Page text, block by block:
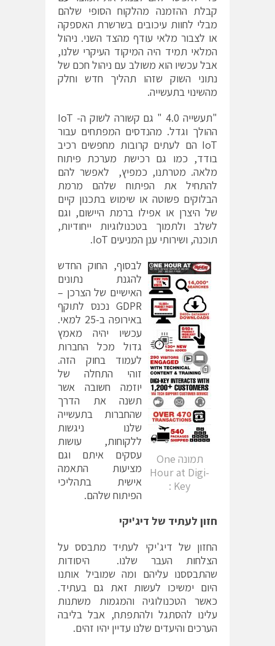
קבלת ההזמנה מהלקוח הסופי שלהם
מבלי לחוות עיכובים בשרשרת האספקה
או לצבור מלאי עודף מהצד השני. ניהול
המלאי תמיד היה המיקוד העיקרי שלנו,
אבל עכשיו הוא משולב עם ניהול חכם של
נתוני השוק שזהו תהליך חדש וחלק
מהשינוי בתעשייה.
"תעשייה 4.0 " גם קשורה לשוק ה- IoT
ההולך וגדל. מהנדסים המפתחים עבור
IoT הם לעתים קרובות מחפשים רכיב
בודד, כמו גם רכישת מערכת פיתוח
מלאה. מטרתנו, כמפיץ, לאפשר להם
להתחיל את הפיתוח שלהם מרמת
הבלוקים פשוטה או שימוש בתכנון קיים
של היצרן או אפילו ברמת היישום, וגם
לשלב ולתמוך בטכנולוגיות ייחודיות,
תוכנה, ושירותי ענן המניעים IoT.
תמונה One
Hour at Digi-
Key :
לבסוף, החוק החדש
להגנת נתונים
האישיים של הצרכן –
GDPR נכנס לתוקף
באירופה ב-25 למאי.
עכשיו יהיה מאמץ
גדול מכל החברות
לעמוד בחוק הזה.
זוהי התחלה של
יוזמה חשובה אשר
תשנה את הדרך
שהחברות בתעשייה
שלנו ניגשות
ללקוחות, עושות
עסקים איתם וגם
מציעות התאמה
אישית בתהליכי
הפיתוח שלהם.
חזון לעתיד של דיג'יקי
החזון של דיג'יקי לעתיד מתבסס על
הצלחות העבר שלנו. היסודות
שהתבססנו עליהם ומה שמוביל אותנו
היום ימשיכו לעשות זאת גם בעתיד.
כאשר הטכנולוגיה והמגמות משתנות
עלינו להסתגל ולהתפתח, אבל בליבה
הערכים והיעדים שלנו עדיין יהיו זהים.